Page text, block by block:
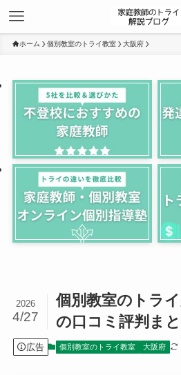
ホーム 個別教室のトライ教室 大阪府
個別教室のトラ
の口コミ評判ま
2026
4/27
広告 個別教室のトライ教室 大阪府